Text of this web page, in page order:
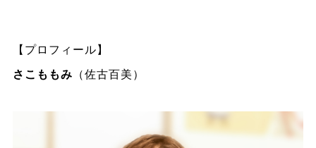
【プロフィール】
さこももみ （佐古百美）